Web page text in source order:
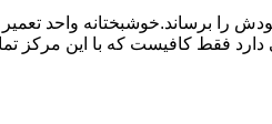
را برساند.خوشبختانه واحد
فقط کافیست که با این مرکز